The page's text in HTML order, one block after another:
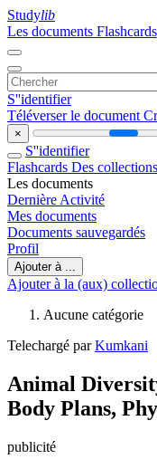
Studylib
Les documents Flashcards
S''identifier
Téléverser le document
×
S''identifier
Flashcards Des collections
Les documents
Dernière Activité
Mes documents
Documents sauvegardés
Profil
Ajouter à ...
Ajouter à la (aux)
Aucune catégorie
Telechargé parKumkani
Animal
Body Plans,
publicité